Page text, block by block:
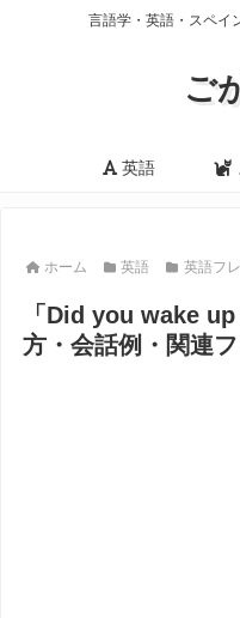
言語学・英語・スペイ
ご
英語
ホーム 英語 英語フ
「Did you wake
方・会話例・関連